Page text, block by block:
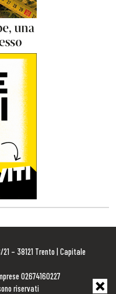
– 38121 Trento | Capitale
02674160227
riservati